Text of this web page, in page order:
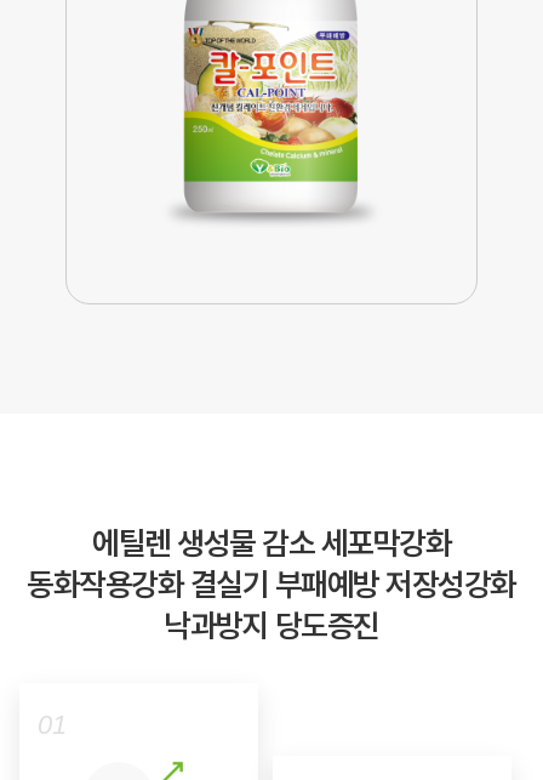
01
에틸렌 생성물 감소세포막강화
동화작용강화 결실기 부패예방저장성강화
낙과방지 당도증진